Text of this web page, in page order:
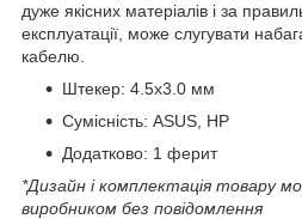
дуже якісних матеріалів і за
експлуатації, може слугувати
кабелю.
Штекер: 4.5x3.0 мм
Сумісність: ASUS, HP
Додатково: 1 ферит
*Дизайн і комплектація товару
виробником без повідомлення